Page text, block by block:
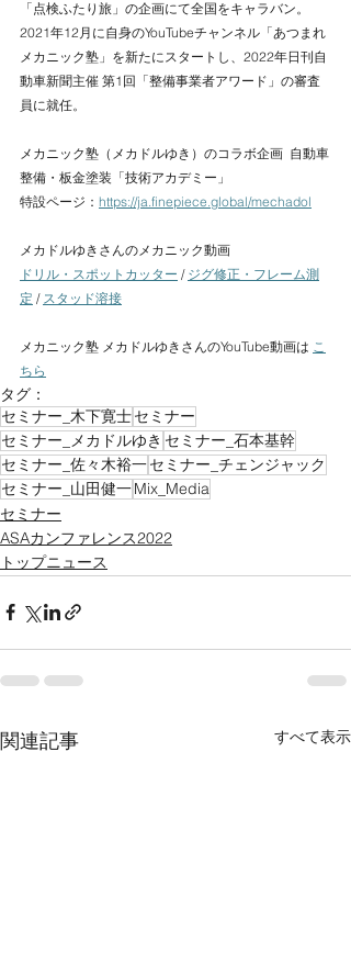
「点検ふたり旅」の企画にて全国をキャラバン。
2021年12月に自身のYouTubeチャンネル「あつまれ
メカニック塾」を新たにスタートし、2022年日刊自
動車新聞主催 第1回「整備事業者アワード」の審査
員に就任。
メカニック塾（メカドルゆき）のコラボ企画 ​ 自動車
整備・板金塗装「技術アカデミー」
特設ページ： https://ja.finepiece.global/mechadol
メカドルゆきさんのメカニック動画
ドリル・スポットカッター / ジグ修正・フレーム測
定 / スタッド溶接
メカニック塾 メカドルゆきさんのYouTube動画は こ
ちら
タグ：
セミナー_木下寛士セミナー
セミナー_メカドルゆき セミナー_石本基幹
セミナー_佐々木裕一セミナー_チェンジャック
セミナー_山田健一Mix_Media
セミナー
ASAカンファレンス2022
トップニュース
関連記事 すべて表示